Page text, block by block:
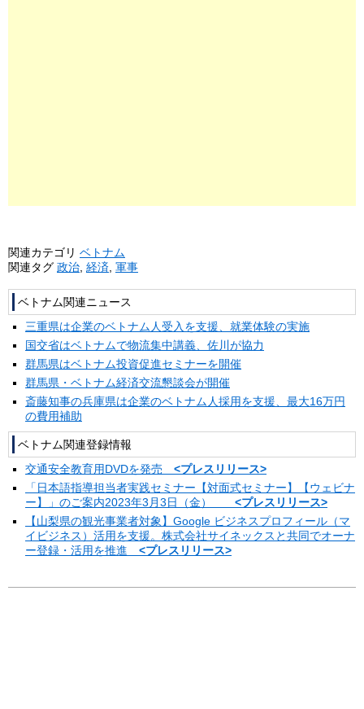
関連カテゴリ ベトナム
関連タグ 政治 経済 軍事
ベトナム関連ニュース
三重県は企業のベトナム人受入を支援、就業体験の実施
国交省はベトナムで物流集中講義、佐川が協力
群馬県はベトナム投資促進セミナーを開催
群馬県・ベトナム経済交流懇談会が開催
斎藤知事の兵庫県は企業のベトナム人採用を支援、最大16万円
の費用補助
ベトナム関連登録情報
交通安全教育用DVDを発売 <プレスリリース>
「日本語指導担当者実践セミナー【対面式セミナー】【ウェビナ
ー】」のご案内2023年3月3日（金） <プレスリリース>
【山梨県の観光事業者対象】Google ビジネスプロフィール（マ
イビジネス）活用を支援。株式会社サイネックスと共同でオーナ
ー登録・活用を推進 <プレスリリース>